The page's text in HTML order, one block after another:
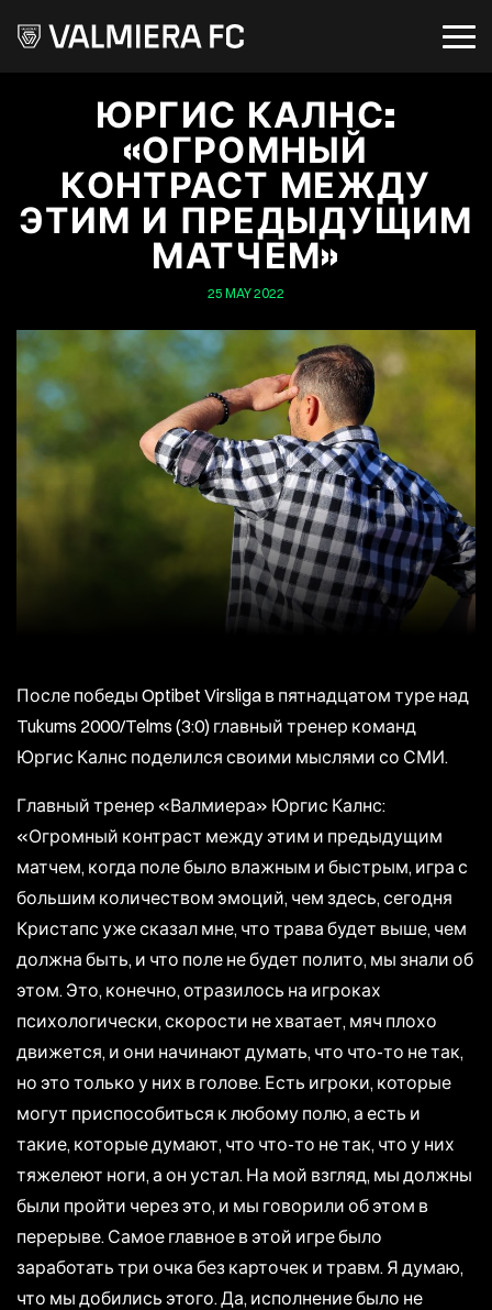
ЮРГИС КАЛНС:
«ОГРОМНЫЙ
КОНТРАСТ МЕЖДУ
ЭТИМ И ПРЕДЫДУЩИМ
МАТЧЕМ»
25 MAY 2022
После победы Optibet Virsliga в пятнадцатом туре над
Tukums 2000/Telms (3:0) главный тренер команд
Юргис Калнс поделился своими мыслями со СМИ.
Главный тренер «Валмиера» Юргис Калнс:
«Огромный контраст между этим и предыдущим
матчем, когда поле было влажным и быстрым, игра с
большим количеством эмоций, чем здесь, сегодня
Кристапс уже сказал мне, что трава будет выше, чем
должна быть, и что поле не будет полито, мы знали об
этом. Это, конечно, отразилось на игроках
психологически, скорости не хватает, мяч плохо
движется, и они начинают думать, что что-то не так,
но это только у них в голове. Есть игроки, которые
могут приспособиться к любому полю, а есть и
такие, которые думают, что что-то не так, что у них
тяжелеют ноги, а он устал. На мой взгляд, мы должны
были пройти через это, и мы говорили об этом в
перерыве. Самое главное в этой игре было
заработать три очка без карточек и травм. Я думаю,
что мы добились этого. Да, исполнение было не